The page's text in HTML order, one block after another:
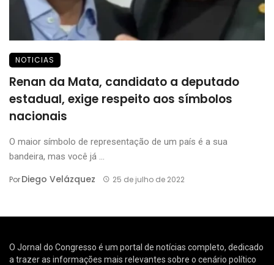
NOTICIAS
Renan da Mata, candidato a deputado
estadual, exige respeito aos símbolos
nacionais
O maior símbolo de representação de um país é a sua
bandeira, mas você já ...
PorDiego Velázquez 25 de julho de 2022
O Jornal do Congresso é um portal de notícias completo, dedicado
a trazer as informações mais relevantes sobre o cenário político